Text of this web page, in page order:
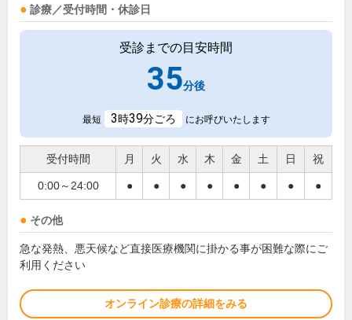
診療／受付時間・休診日
受診までの目安時間
35分後
最短 3時39分ごろ にお呼びいたします
受付時間 月 火 水 木 金 土 日 祝
0:00～24:00 ● ● ● ● ● ● ● ●
その他
急な発熱、悪天候など直接医療機関に掛かる事が困難な際にご
利用ください
オンライン診療の詳細をみる